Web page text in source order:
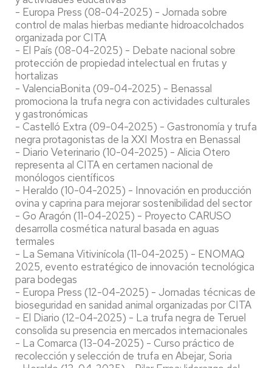
- Europa Press (08-04-2025) - Jornada sobre
control de malas hierbas mediante hidroacolchados
organizada por CITA
- El País (08-04-2025) - Debate nacional sobre
protección de propiedad intelectual en frutas y
hortalizas
- ValenciaBonita (09-04-2025) - Benassal
promociona la trufa negra con actividades culturales
y gastronómicas
- Castelló Extra (09-04-2025) - Gastronomía y trufa
negra protagonistas de la XXI Mostra en Benassal
- Diario Veterinario (10-04-2025) - Alicia Otero
representa al CITA en certamen nacional de
monólogos científicos
- Heraldo (10-04-2025) - Innovación en producción
ovina y caprina para mejorar sostenibilidad del sector
- Go Aragón (11-04-2025) - Proyecto CARUSO
desarrolla cosmética natural basada en aguas
termales
- La Semana Vitivinícola (11-04-2025) - ENOMAQ
2025, evento estratégico de innovación tecnológica
para bodegas
- Europa Press (12-04-2025) - Jornadas técnicas de
bioseguridad en sanidad animal organizadas por CITA
- El Diario (12-04-2025) - La trufa negra de Teruel
consolida su presencia en mercados internacionales
- La Comarca (13-04-2025) - Curso práctico de
recolección y selección de trufa en Abejar, Soria